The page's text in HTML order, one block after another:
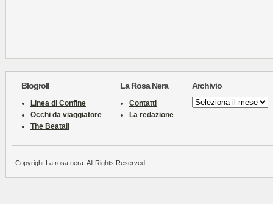
Blogroll
Linea di Confine
Occhi da viaggiatore
The Beatall
La Rosa Nera
Contatti
La redazione
Archivio
Archivio
Copyright La rosa nera. All Rights Reserved.